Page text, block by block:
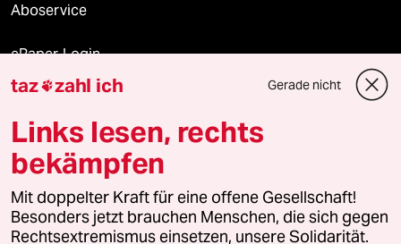
Aboservice
ePaper Login
Downloads für Abonnierende
© 2026 taz Verlags und Vertriebs GmbH
Alle Rechte vorbehalten. Bei rechtlichen Fragen oder für Genehmigungen
wenden Sie sich bitte an
lizenzen@taz.de
taz zahl ich Gerade nicht
Links lesen, rechts
bekämpfen
Mit doppelter Kraft für eine offene Gesellschaft!
Besonders jetzt brauchen Menschen, die sich gegen
Rechtsextremismus einsetzen, unsere Solidarität.